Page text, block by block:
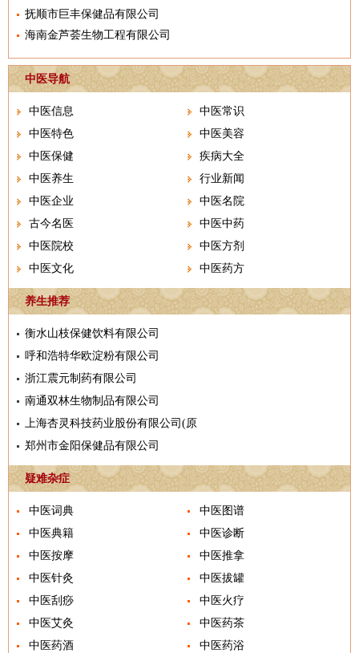
抚顺市巨丰保健品有限公司
海南金芦荟生物工程有限公司
中医导航
中医信息
中医常识
中医特色
中医美容
中医保健
疾病大全
中医养生
行业新闻
中医企业
中医名院
古今名医
中医中药
中医院校
中医方剂
中医文化
中医药方
养生推荐
衡水山枝保健饮料有限公司
呼和浩特华欧淀粉有限公司
浙江震元制药有限公司
南通双林生物制品有限公司
上海杏灵科技药业股份有限公司(原
郑州市金阳保健品有限公司
疑难杂症
中医词典
中医图谱
中医典籍
中医诊断
中医按摩
中医推拿
中医针灸
中医拔罐
中医刮痧
中医火疗
中医艾灸
中医药茶
中医药酒
中医药浴